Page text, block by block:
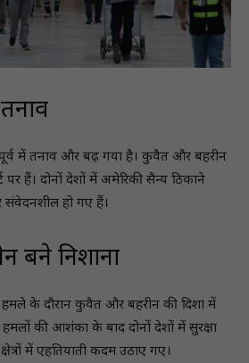
तनाव
में तनाव और बढ़ गया है। कुवैत और बहरीन
पर हैं। दोनों देशों में अमेरिकी सैन्य ठिकाने
हो गए हैं।
बने निशाना
हमले के दौरान कुवैत और बहरीन की दिशा में
हमलों की आशंका के बाद दोनों देशों में सुरक्षा
में एहतियाती कदम उठाए गए।